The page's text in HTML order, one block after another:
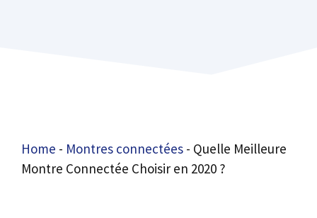
Home - Montres connectées - Quelle Meilleure
Montre Connectée Choisir en 2020 ?